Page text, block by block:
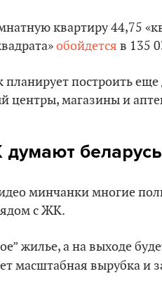
квартиру 44,75
обойдется в 135
построить
центры, магазины и
минчанки многие
с ЖК.
жилье, а на выходе
масштабная вырубка и